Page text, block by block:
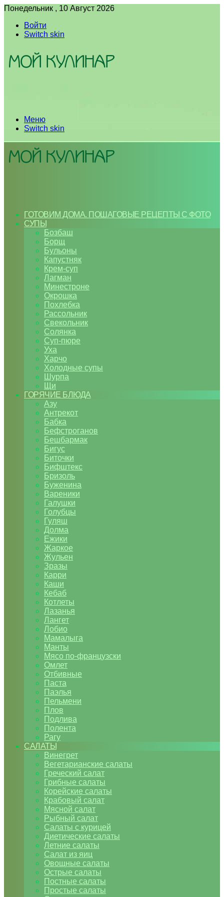
Понедельник , 10 Август 2026
Войти
Switch skin
Меню
Switch skin
ГОТОВИМ ДОМА. ПОШАГОВЫЕ РЕЦЕПТЫ С ФОТО
СУПЫ
Бозбаш
Борщ
Бульоны
Капустняк
Крем-суп
Лагман
Минестроне
Окрошка
Похлебка
Рассольник
Свекольник
Солянка
Суп-пюре
Уха
Харчо
Холодные супы
Шурпа
Щи
ГОРЯЧИЕ БЛЮДА
Азу
Антрекот
Бабка
Бефстроганов
Бешбармак
Бигус
Биточки
Бифштекс
Бризоль
Буженина
Вареники
Галушки
Голубцы
Гуляш
Долма
Ежики
Жаркое
Жульен
Зразы
Карри
Каши
Кебаб
Котлеты
Лазанья
Лангет
Лобио
Мамалыга
Манты
Мясо по-французски
Омлет
Отбивные
Паста
Паэлья
Пельмени
Плов
Подлива
Полента
Рагу
САЛАТЫ
Винегрет
Вегетарианские салаты
Греческий салат
Грибные салаты
Корейские салаты
Крабовый салат
Мясной салат
Рыбный салат
Салаты с курицей
Диетические салаты
Летние салаты
Салат из яиц
Овощные салаты
Острые салаты
Постные салаты
Простые салаты